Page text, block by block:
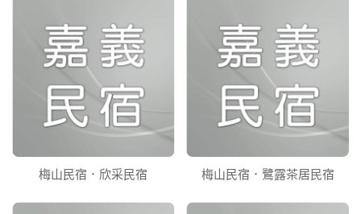
梅山民宿．欣采民宿 梅山民宿．鷺露茶居民宿